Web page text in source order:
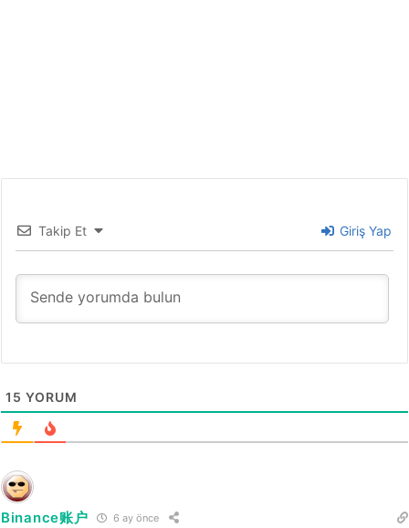
Takip Et Giriş Yap
15 YORUM
Binance账户 6 ay önce